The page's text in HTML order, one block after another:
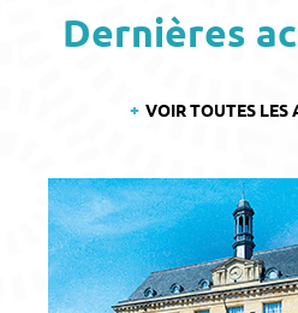
Dernières
VOIR TOUTES LES